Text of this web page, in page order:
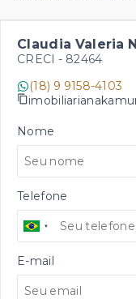
Claudia Valeria
CRECI - 82464
(18) 9 9158-4103
Nome
Telefone
E-mail